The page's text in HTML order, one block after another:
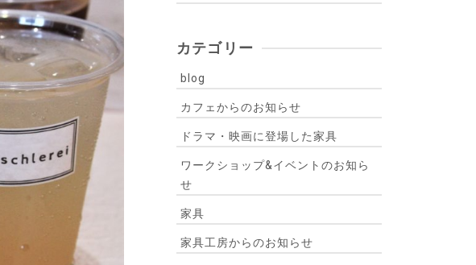
カテゴリー
blog
カフェからのお知らせ
ドラマ・映画に登場した家具
ワークショップ&イベントのお知ら
せ
家具
家具工房からのお知らせ